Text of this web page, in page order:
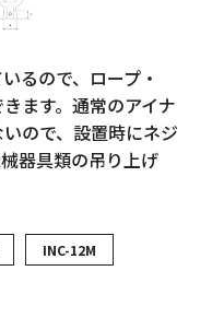
るので、ロープ・
ます。通常のアイナ
ので、設置時にネジ
器具類の吊り上げ
INC-12M